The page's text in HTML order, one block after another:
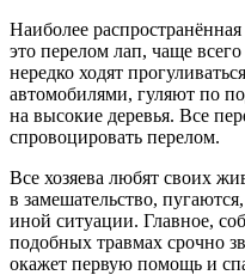
Наиболее
это перелом лап, чаще
нередко ходят
автомобилями, гуляют по
на высокие деревья. Все
спровоцировать перелом.
Все хозяева любят своих
в замешательство,
иной ситуации. Главное,
подобных травмах срочно
окажет первую помощь и